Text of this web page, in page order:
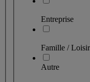
Entreprise
Famille /
Autre